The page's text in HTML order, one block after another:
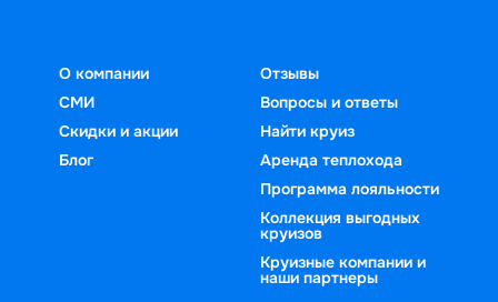
О компании
СМИ
Скидки и акции
Блог
Отзывы
Вопросы и ответы
Найти круиз
Аренда теплохода
Программа лояльности
Коллекция выгодных
круизов
Круизные компании и
наши партнеры